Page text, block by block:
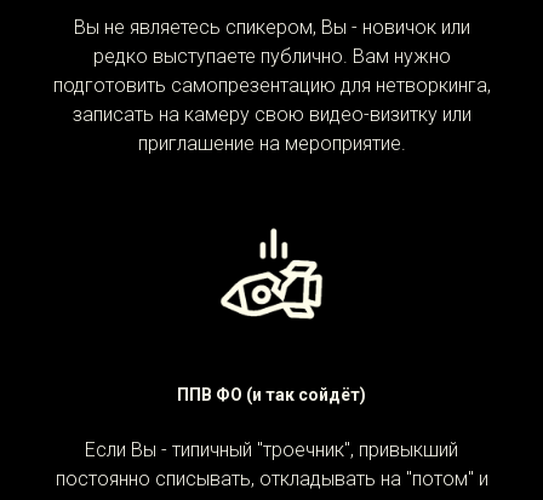
Вы не являетесь спикером, Вы - новичок или
редко выступаете публично. Вам нужно
подготовить самопрезентацию для нетворкинга,
записать на камеру свою видео-визитку или
приглашение на мероприятие.
ППВ ФО (и так сойдёт)
Если Вы - типичный "троечник", привыкший
постоянно списывать, откладывать на "потом" и